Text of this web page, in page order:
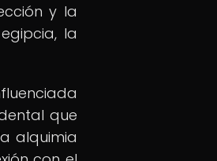
y la
la
que
alquimia